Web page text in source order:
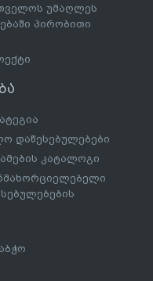
უმაღლეს
პირობითი
დაწესებულებები
კატალოგი